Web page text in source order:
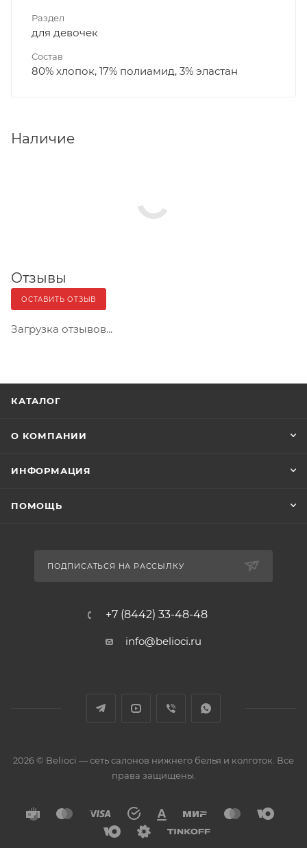
Раздел
для девочек
Состав
80% хлопок, 17% полиамид, 3% эластан
Наличие
Отзывы
ОСТАВИТЬ ОТЗЫВ
Загрузка отзывов...
КАТАЛОГ
О КОМПАНИИ
ИНФОРМАЦИЯ
ПОМОЩЬ
ПОДПИСАТЬСЯ НА РАССЫЛКУ
+7 (8442) 33-48-48
info@belioci.ru
2026 © Belioci — сеть салонов нижнего белья и колготок. Все
права защищены.